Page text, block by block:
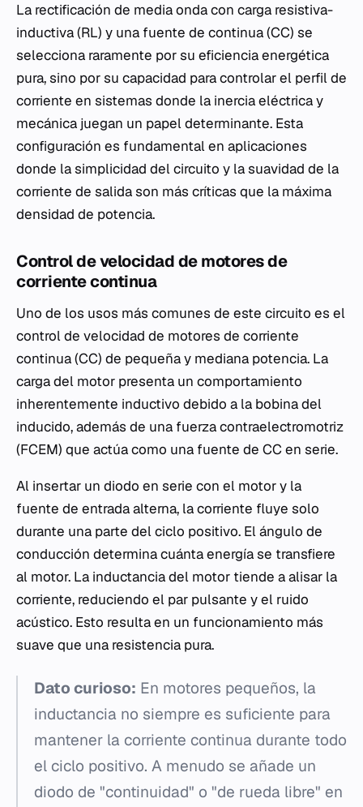
La rectificación de media onda con carga resistiva-
inductiva (RL) y una fuente de continua (CC) se
selecciona raramente por su eficiencia energética
pura, sino por su capacidad para controlar el perfil de
corriente en sistemas donde la inercia eléctrica y
mecánica juegan un papel determinante. Esta
configuración es fundamental en aplicaciones
donde la simplicidad del circuito y la suavidad de la
corriente de salida son más críticas que la máxima
densidad de potencia.
Control de velocidad de motores de
corriente continua
Uno de los usos más comunes de este circuito es el
control de velocidad de motores de corriente
continua (CC) de pequeña y mediana potencia. La
carga del motor presenta un comportamiento
inherentemente inductivo debido a la bobina del
inducido, además de una fuerza contraelectromotriz
(FCEM) que actúa como una fuente de CC en serie.
Al insertar un diodo en serie con el motor y la
fuente de entrada alterna, la corriente fluye solo
durante una parte del ciclo positivo. El ángulo de
conducción determina cuánta energía se transfiere
al motor. La inductancia del motor tiende a alisar la
corriente, reduciendo el par pulsante y el ruido
acústico. Esto resulta en un funcionamiento más
suave que una resistencia pura.
Dato curioso: En motores pequeños, la
inductancia no siempre es suficiente para
mantener la corriente continua durante todo
el ciclo positivo. A menudo se añade un
diodo de "continuidad" o "de rueda libre" en